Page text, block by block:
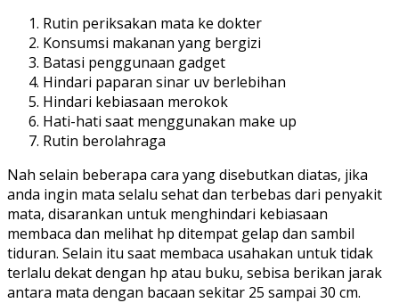
Rutin periksakan mata ke dokter
Konsumsi makanan yang bergizi
Batasi penggunaan gadget
Hindari paparan sinar uv berlebihan
Hindari kebiasaan merokok
Hati-hati saat menggunakan make up
Rutin berolahraga
Nah selain beberapa cara yang disebutkan diatas, jika
anda ingin mata selalu sehat dan terbebas dari penyakit
mata, disarankan untuk menghindari kebiasaan
membaca dan melihat hp ditempat gelap dan sambil
tiduran. Selain itu saat membaca usahakan untuk tidak
terlalu dekat dengan hp atau buku, sebisa berikan jarak
antara mata dengan bacaan sekitar 25 sampai 30 cm.